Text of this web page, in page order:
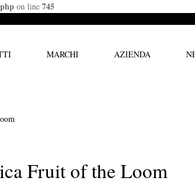
on line 745
MARCHI AZIENDA
Fruit of the Loom